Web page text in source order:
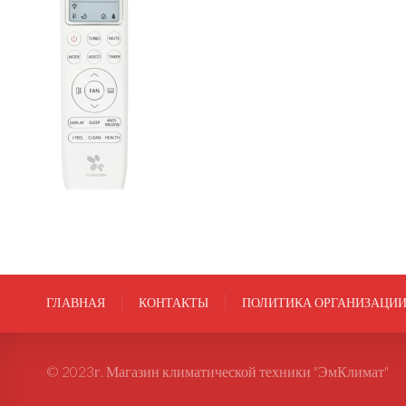
ГЛАВНАЯ КОНТАКТЫ ПОЛИТИКА ОРГАНИЗАЦИИ
© 2023г. Магазин климатической техники "ЭмКлимат"